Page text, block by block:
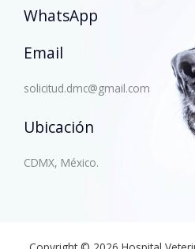
WhatsApp
Email
solicitud.dmc@gmail.com
Ubicación
CDMX, México.